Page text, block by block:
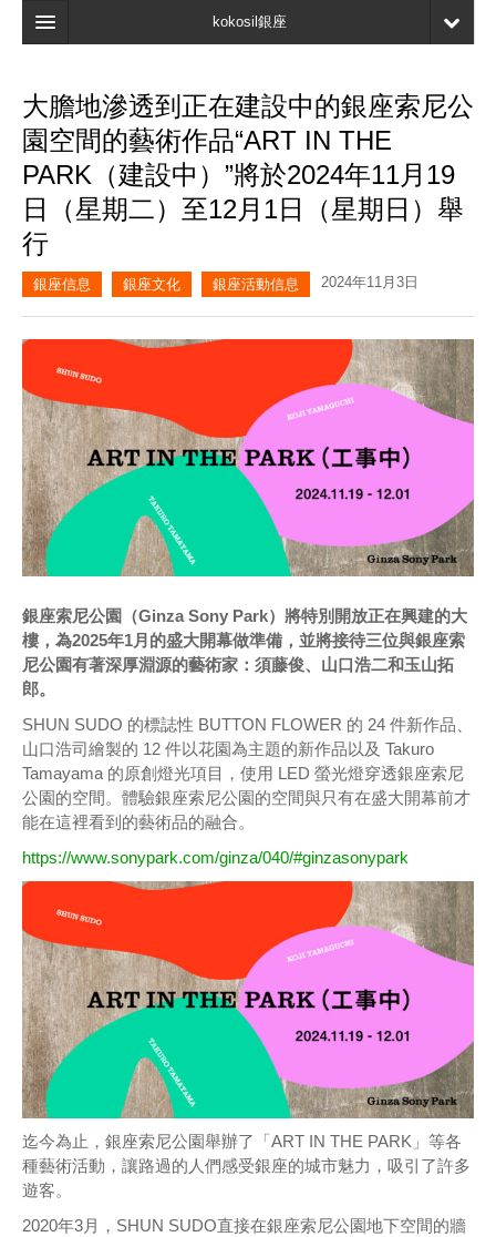
kokosil銀座
搜索
最新信息
口碑
書簽
大膽地滲透到正在建設中的銀座索尼公
園空間的藝術作品“ART IN THE
PARK（建設中）”將於2024年11月19
日（星期二）至12月1日（星期日）舉
行
銀座信息 銀座文化 銀座活動信息 2024年11月3日
銀座索尼公園（Ginza Sony Park）將特別開放正在興建的大
樓，為2025年1月的盛大開幕做準備，並將接待三位與銀座索
尼公園有著深厚淵源的藝術家：須藤俊、山口浩二和玉山拓
郎。
SHUN SUDO 的標誌性 BUTTON FLOWER 的 24 件新作品、
山口浩司繪製的 12 件以花園為主題的新作品以及 Takuro
Tamayama 的原創燈光項目，使用 LED 螢光燈穿透銀座索尼
公園的空間。體驗銀座索尼公園的空間與只有在盛大開幕前才
能在這裡看到的藝術品的融合。
https://www.sonypark.com/ginza/040/#ginzasonypark
迄今為止，銀座索尼公園舉辦了「ART IN THE PARK」等各
種藝術活動，讓路過的人們感受銀座的城市魅力，吸引了許多
遊客。
2020年3月，SHUN SUDO直接在銀座索尼公園地下空間的牆